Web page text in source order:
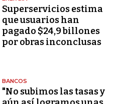
Superservicios estima
que usuarios han
pagado $24,9 billones
por obras inconclusas
BANCOS
"No subimos las tasas y